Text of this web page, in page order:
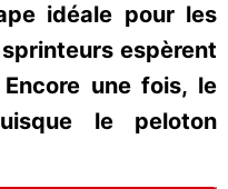
idéale pour les
espèrent
une fois, le
le peloton